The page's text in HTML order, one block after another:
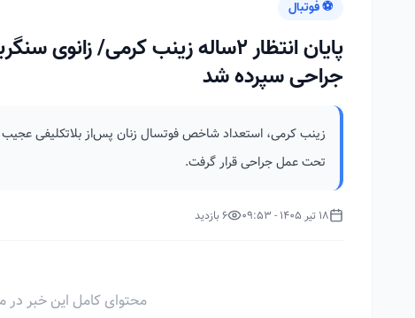
⚽ فوتبال
پایان انتظار ۲ساله زینب کرمی/
جراحی سپرده شد
زینب کرمی، استعداد شاخص فوتسال زنان پس‌از بلاتکلیفی عجیب
تحت عمل جراحی قرار گرفت.
18 تیر 1405 - 09:53 6 بازدید
محتوای کامل این خبر